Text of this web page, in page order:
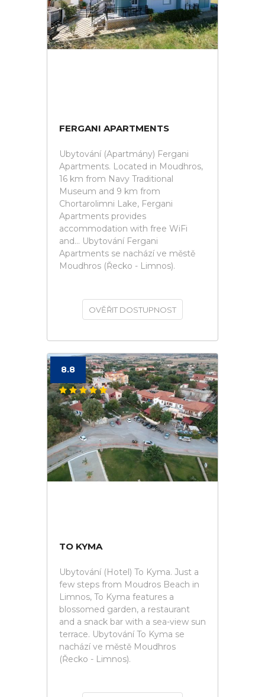
FERGANI APARTMENTS
Ubytování (Apartmány) Fergani
Apartments. Located in Moudhros,
16 km from Navy Traditional
Museum and 9 km from
Chortarolimni Lake, Fergani
Apartments provides
accommodation with free WiFi
and... Ubytování Fergani
Apartments se nachází ve městě
Moudhros (Řecko - Limnos).
OVĚŘIT DOSTUPNOST
8.8
TO KYMA
Ubytování (Hotel) To Kyma. Just a
few steps from Moudros Beach in
Limnos, To Kyma features a
blossomed garden, a restaurant
and a snack bar with a sea-view sun
terrace. Ubytování To Kyma se
nachází ve městě Moudhros
(Řecko - Limnos).